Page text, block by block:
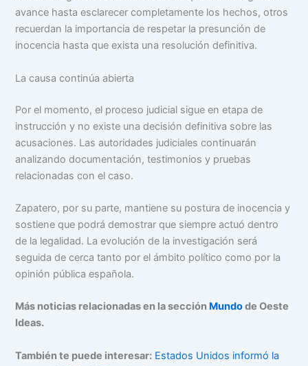
avance hasta esclarecer completamente los hechos, otros
recuerdan la importancia de respetar la presunción de
inocencia hasta que exista una resolución definitiva.
La causa continúa abierta
Por el momento, el proceso judicial sigue en etapa de
instrucción y no existe una decisión definitiva sobre las
acusaciones. Las autoridades judiciales continuarán
analizando documentación, testimonios y pruebas
relacionadas con el caso.
Zapatero, por su parte, mantiene su postura de inocencia y
sostiene que podrá demostrar que siempre actuó dentro
de la legalidad. La evolución de la investigación será
seguida de cerca tanto por el ámbito político como por la
opinión pública española.
Más noticias relacionadas en la sección Mundode Oeste
Ideas.
También te puede interesar: Estados Unidos informó la